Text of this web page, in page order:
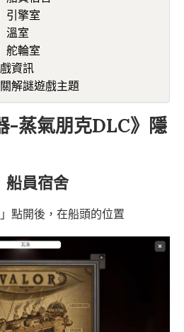
引擎室
溫室
舵輪室
資訊
解謎遊戲主題
-蒸氣朋克DLC》隱
船員宿舍
點開後，在船頭的位置